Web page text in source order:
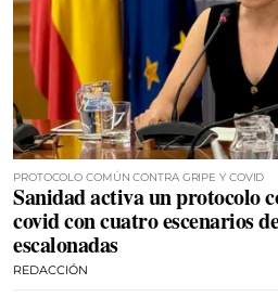
PROTOCOLO COMÚN CONTRA GRIPE Y COVID
Sanidad activa un protocolo
covid con cuatro escenarios
escalonadas
REDACCIÓN